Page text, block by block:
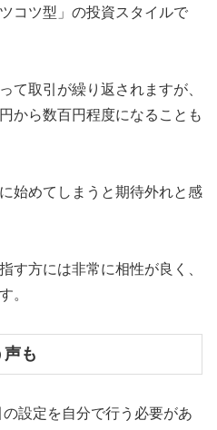
コツ型」の投資スタイルで
て取引が繰り返されますが、
から数百円程度になることも
始めてしまうと期待外れと感
す方には非常に相性が良く、
。
声も
設定を自分で行う必要があ